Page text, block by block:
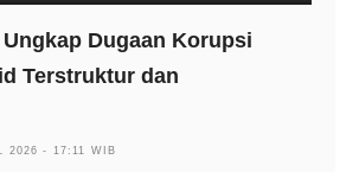
Dugaan Korupsi
Terstruktur dan
2026 - 17:11 WIB